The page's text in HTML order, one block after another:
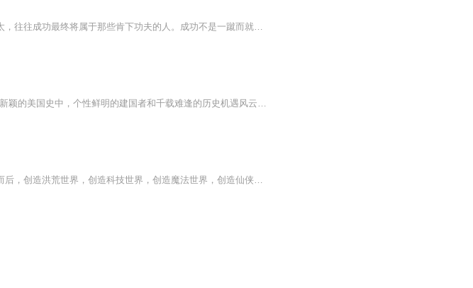
【内容简介】这个世界聪明人太多，肯下笨功夫的人太，往往成功最终将属于那些肯下功夫的人。成功不是一蹴而就的，哪有什么开挂的人生，只不过是厚积薄发，懂得坚持。《成功三律：荷花定律 金蝉定律 竹子定律》从荷花定律、金蝉定律、竹子定律成功定律出发...
1775年—1803年是美国成为美国的28年。在这部结构新颖的美国史中，个性鲜明的建国者和千载难逢的历史机遇风云际会，以6幕“最美国”的历史剧阐释了美国的创立之路。
常坤意外得到了创世主系统，成为了创世主候选人。而后，创造洪荒世界，创造科技世界，创造魔法世界，创造仙侠世界作品标签：嚣张黑客无敌文位...